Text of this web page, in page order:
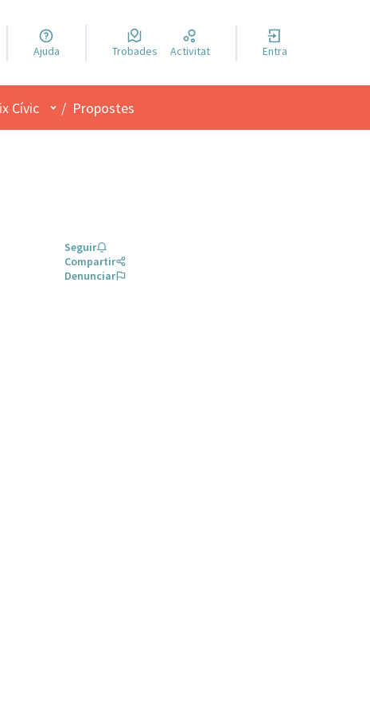
la llengua
el idioma
Ajuda Trobades Activitat Entra
Cívic Menú d'usuari
/ Propostes
Seguir
Compartir
Denunciar